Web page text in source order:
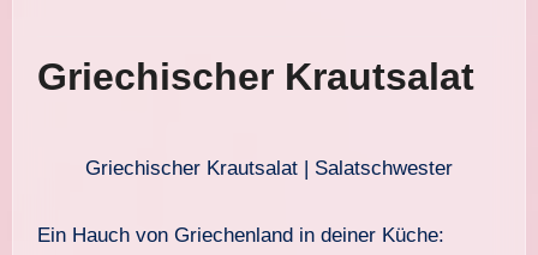
Griechischer Krautsalat
Griechischer Krautsalat | Salatschwester
Ein Hauch von Griechenland in deiner Küche: